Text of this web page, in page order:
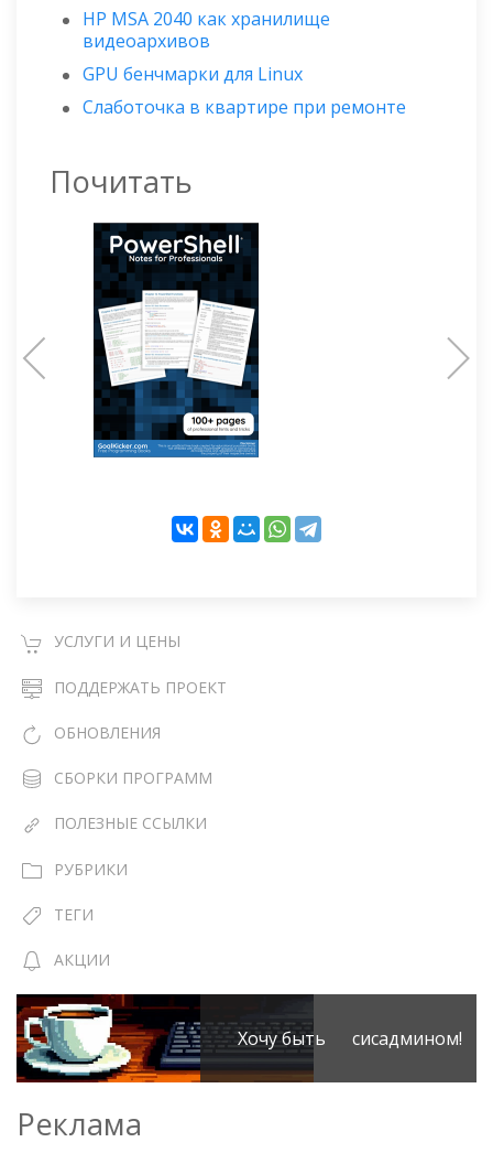
HP MSA 2040 как хранилище
видеоархивов
GPU бенчмарки для Linux
Слаботочка в квартире при ремонте
Почитать
УСЛУГИ И ЦЕНЫ
ПОДДЕРЖАТЬ ПРОЕКТ
ОБНОВЛЕНИЯ
СБОРКИ ПРОГРАММ
ПОЛЕЗНЫЕ ССЫЛКИ
РУБРИКИ
ТЕГИ
АКЦИИ
Хочу быть сисадмином!
Реклама